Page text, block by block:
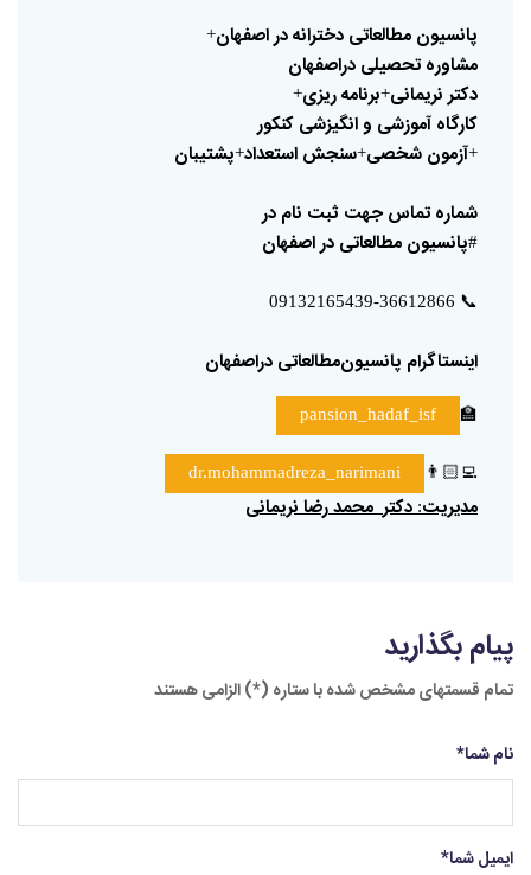
پانسیون مطالعاتی دخترانهدراصفهان+
مشاوره تحصیلی دراصفهان
دکتر نریمانی+برنامهریزی+
کارگاه آموزشی وانگیزشی کنکور
+آزمون شخصی+سنجش استعداد+پشتیبان
شماره تماس جهت ثبت نام در
#پانسیون مطالعاتی دراصفهان
📞
اینستاگرام پانسیون‌مطالعاتی دراصفهان
🏫
pansion_hadaf_isf
👨🏻‍💻
dr.mohammadreza_narimani
مدیریت: دکتر محمدرضانریمانی
پیام بگذارید
تمام قسمتهای مشخص شده با ستاره (*) الزامی هستند
نام شما*
ایمیل شما*